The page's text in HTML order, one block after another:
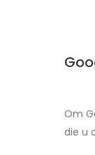
Om
die u